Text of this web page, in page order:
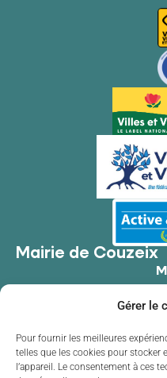
Gérer le
Pour fournir les meilleures
telles que les cookies pour stocker
l’appareil. Le consentement à ces
Mairie de Couzeix
05 55 39 34 09
Contacter la mairie